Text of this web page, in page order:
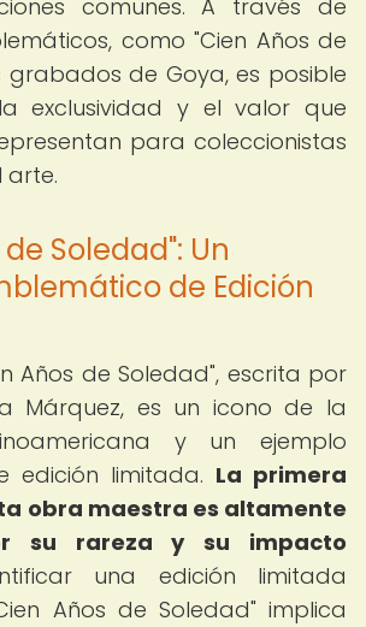
comunes. A través de
como "Cien Años de
grabados de Goya, es posible
exclusividad y el valor que
para coleccionistas
arte.
Soledad": Un
de Edición
Años de Soledad", escrita por
Márquez, es un icono de la
y un ejemplo
edición limitada. La primera
obra maestra es altamente
su rareza y su impacto
una edición limitada
Años de Soledad" implica